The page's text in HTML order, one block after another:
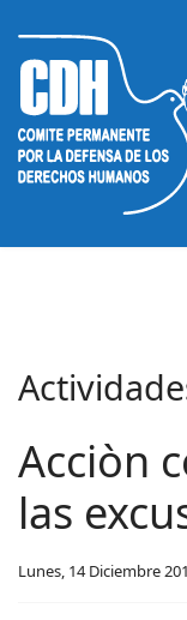
Acciòn
las
Lunes, 14 Diciembre